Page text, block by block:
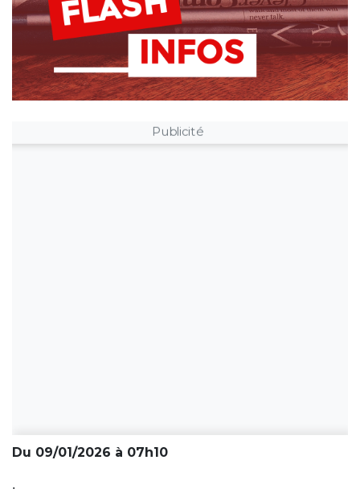
Publicité
Du 09/01/2026 à 07h10
.